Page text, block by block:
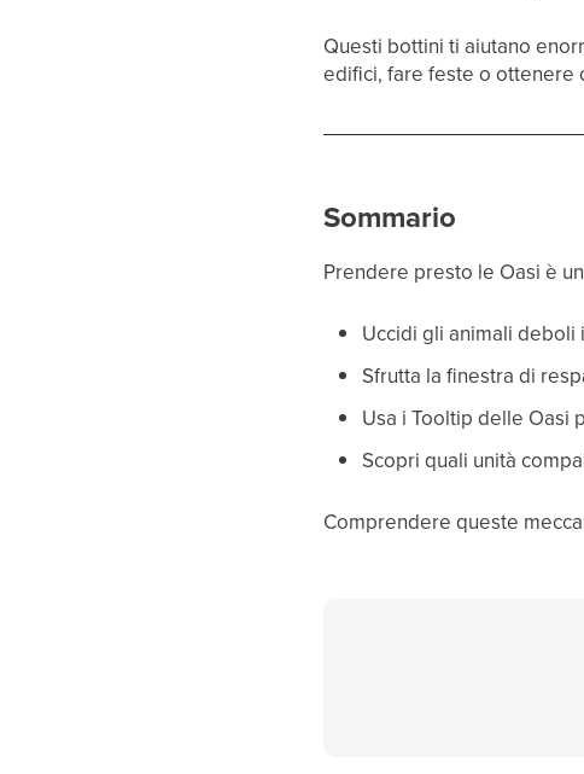
Questi bottini ti aiutano
edifici, fare feste o ottenere
Sommario
Prendere presto le Oasi è
Uccidi gli animali
Sfrutta la finestra di
Usa i Tooltip delle Oasi
Scopri quali unità
Comprendere queste